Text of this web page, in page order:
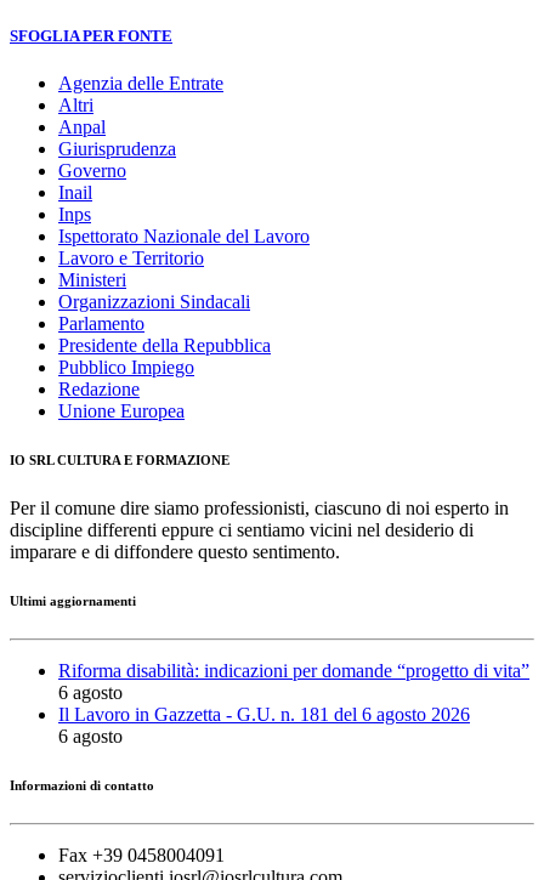
SFOGLIA PER FONTE
Agenzia delle Entrate
Altri
Anpal
Giurisprudenza
Governo
Inail
Inps
Ispettorato Nazionale del Lavoro
Lavoro e Territorio
Ministeri
Organizzazioni Sindacali
Parlamento
Presidente della Repubblica
Pubblico Impiego
Redazione
Unione Europea
IO SRL CULTURA E FORMAZIONE
Per il comune dire siamo professionisti, ciascuno di noi esperto in
discipline differenti eppure ci sentiamo vicini nel desiderio di
imparare e di diffondere questo sentimento.
Ultimi aggiornamenti
Riforma disabilità: indicazioni per domande “progetto di vita”
6 agosto
Il Lavoro in Gazzetta - G.U. n. 181 del 6 agosto 2026
6 agosto
Informazioni di contatto
Fax +39 0458004091